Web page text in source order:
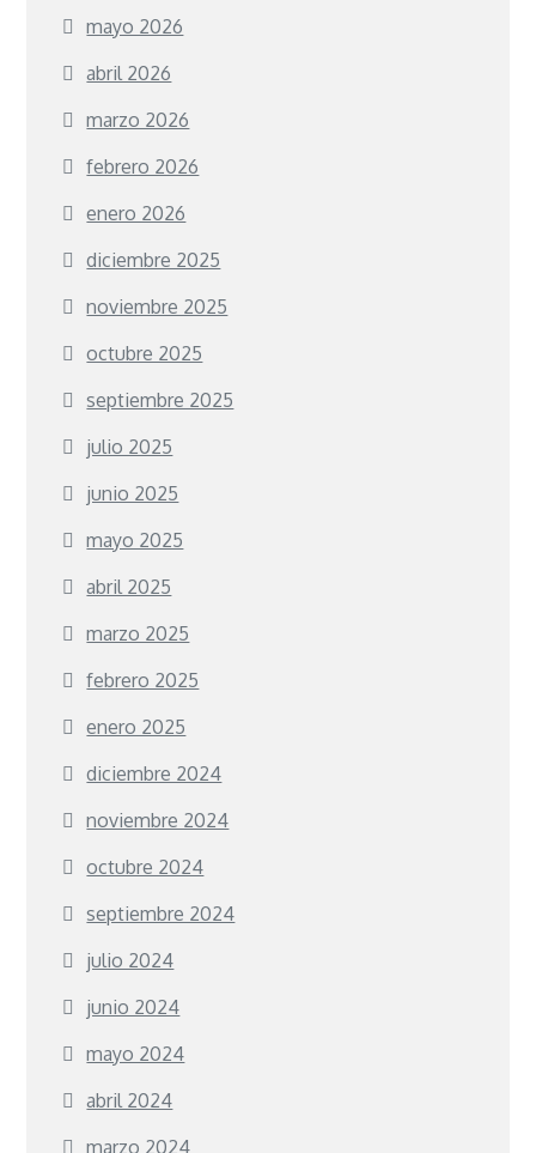
mayo 2026
abril 2026
marzo 2026
febrero 2026
enero 2026
diciembre 2025
noviembre 2025
octubre 2025
septiembre 2025
julio 2025
junio 2025
mayo 2025
abril 2025
marzo 2025
febrero 2025
enero 2025
diciembre 2024
noviembre 2024
octubre 2024
septiembre 2024
julio 2024
junio 2024
mayo 2024
abril 2024
marzo 2024